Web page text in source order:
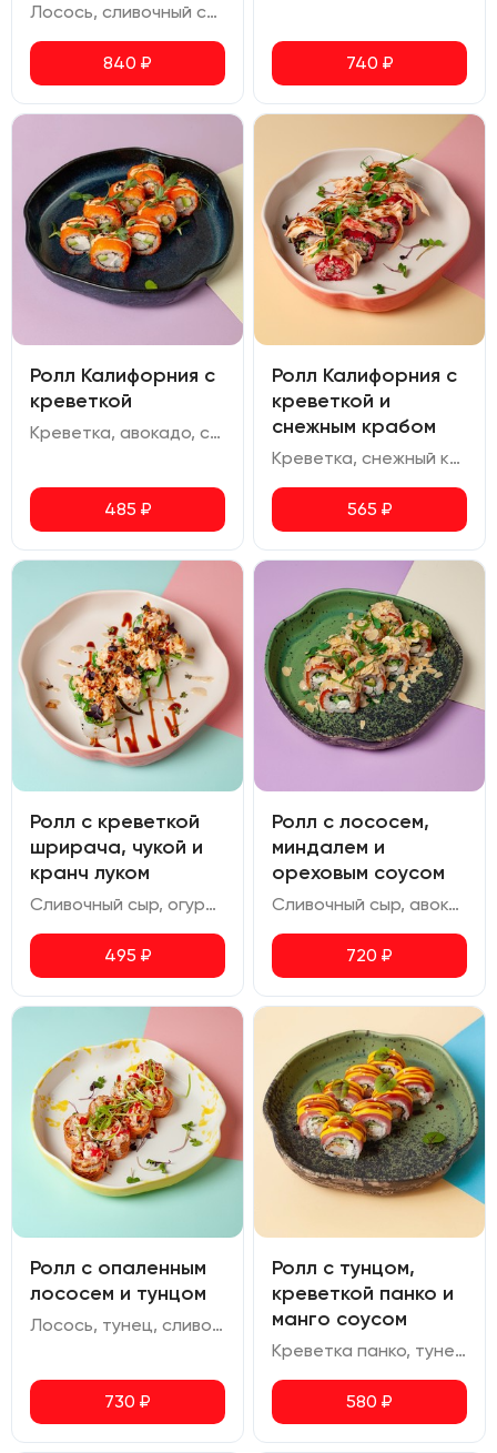
Лосось, сливочный сыр, авокадо, огурец, омлет, красная икра, икра масаго
840 ₽ 740 ₽
Ролл Калифорния с
креветкой
Креветка, авокадо, сливочный сыр, икра масаго
485 ₽
Ролл Калифорния с
креветкой и
снежным крабом
Креветка, снежный краб, сливочный сыр, огурец, икра масаго, соус спайси, соус терияки
565 ₽
Ролл с креветкой
шрирача, чукой и
кранч луком
Сливочный сыр, огурец, омлет, креветка, чука, соус ореховый, соус шрирача, соус терияки, соус спайси, кранч лук
495 ₽
Ролл с лососем,
миндалем и
ореховым соусом
Сливочный сыр, авокадо, лосось, огурец, миндаль, ореховый соус
720 ₽
Ролл с опаленным
лососем и тунцом
Лосось, тунец, сливочный сыр, огурец, кранч лук, соус спайси, ореховый соус, икра масаго
730 ₽
Ролл с тунцом,
креветкой панко и
манго соусом
Креветка панко, тунец, огурец, сливочный сыр, манго соус, соус терияки
580 ₽